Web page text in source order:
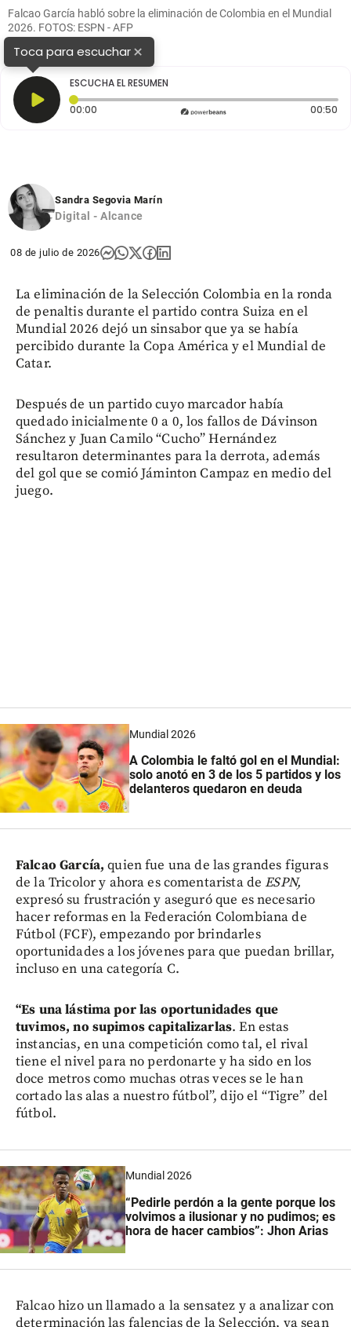
Falcao García habló sobre la eliminación de Colombia en el Mundial
2026. FOTOS: ESPN - AFP
Toca para escuchar×
ESCUCHA EL RESUMEN
00:00 Tiempo transcurrido: 0 segundos 00:50
Sandra Segovia Marín
Digital - Alcance
08 de julio de 2026
La eliminación de la Selección Colombia en la ronda
de penaltis durante el partido contra Suiza en el
Mundial 2026 dejó un sinsabor que ya se había
percibido durante la Copa América y el Mundial de
Catar.
Después de un partido cuyo marcador había
quedado inicialmente 0 a 0, los fallos de Dávinson
Sánchez y Juan Camilo “Cucho” Hernández
resultaron determinantes para la derrota, además
del gol que se comió Jáminton Campaz en medio del
juego.
Mundial 2026
A Colombia le faltó gol en el Mundial:
solo anotó en 3 de los 5 partidos y los
delanteros quedaron en deuda
Falcao García, quien fue una de las grandes figuras
de la Tricolor y ahora es comentarista deESPN,
expresó su frustración y aseguró que es necesario
hacer reformas en la Federación Colombiana de
Fútbol (FCF), empezando por brindarles
oportunidades a los jóvenes para que puedan brillar,
incluso en una categoría C.
“Es una lástima por las oportunidades que
tuvimos, no supimos capitalizarlas. En estas
instancias, en una competición como tal, el rival
tiene el nivel para no perdonarte y ha sido en los
doce metros como muchas otras veces se le han
cortado las alas a nuestro fútbol”, dijo el “Tigre” del
fútbol.
Mundial 2026
“Pedirle perdón a la gente porque los
volvimos a ilusionar y no pudimos; es
hora de hacer cambios”: Jhon Arias
Falcao hizo un llamado a la sensatez y a analizar con
determinación las falencias de la Selección, ya sean